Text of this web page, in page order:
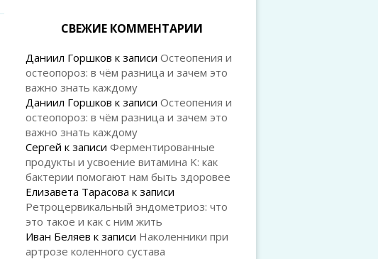
СВЕЖИЕ КОММЕНТАРИИ
Даниил Горшков к записи Остеопения и
остеопороз: в чём разница и зачем это
важно знать каждому
Даниил Горшков к записи Остеопения и
остеопороз: в чём разница и зачем это
важно знать каждому
Сергей к записи Ферментированные
продукты и усвоение витамина K: как
бактерии помогают нам быть здоровее
Елизавета Тарасова к записи
Ретроцервикальный эндометриоз: что
это такое и как с ним жить
Иван Беляев к записи Наколенники при
артрозе коленного сустава